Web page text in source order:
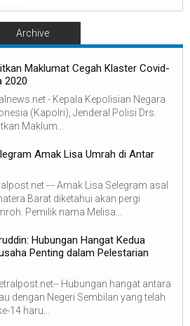
Archive
Maklumat Cegah Klaster Covid-
2020
- Kepala Kepolisian Negara
(Kapolri), Jenderal Polisi Drs.
Maklum...
Amak Lisa Umrah di Antar
--- Amak Lisa Selegram asal
Barat diketahui akan pergi
Pemilik nama Melisa...
Hubungan Hangat Kedua
Penting dalam Pelestarian
Hubungan hangat antara
dengan Negeri Sembilan yang telah
14 haru...